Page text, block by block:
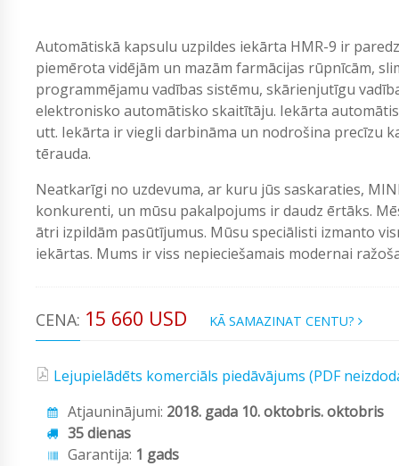
Automātiskā kapsulu uzpildes iekārta HMR-9 ir
piemērota vidējām un mazām farmācijas rūpnīcām,
programmējamu vadības sistēmu, skārienjutīgu
elektronisko automātisko skaitītāju. Iekārta
utt. Iekārta ir viegli darbināma un nodrošina precīzu
tērauda.
Neatkarīgi no uzdevuma, ar kuru jūs saskaraties,
konkurenti, un mūsu pakalpojums ir daudz ērtāks.
ātri izpildām pasūtījumus. Mūsu speciālisti izmanto
iekārtas. Mums ir viss nepieciešamais modernai
CENA: 15 660 USD KĀ SAMAZINAT CENTU?
Lejupielādēts komerciāls piedāvājums (PDF
Atjauninājumi: 2018. gada 10. oktobris. oktobris
35 dienas
Garantija: 1 gads